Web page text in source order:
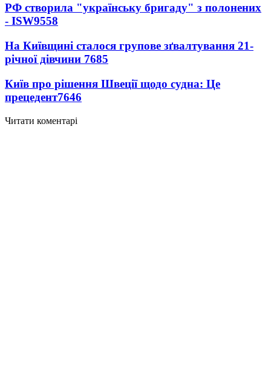
РФ створила "українську бригаду" з полонених
- ISW9558
На Київщині сталося групове зґвалтування 21-
річної дівчини 7685
Київ про рішення Швеції щодо судна: Це
прецедент7646
Читати коментарі